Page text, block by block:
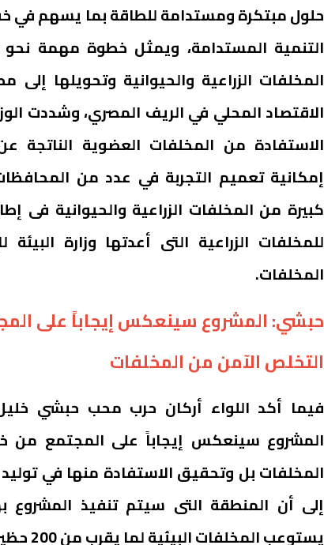
حلول مبتكرة ومستدامة للطاقة بما يسهم في
التنمية المستدامة، ويمثل خطوة مهمة
المخلفات الزراعية والحيوانية وتحويلها
الاقتصاد المحلي في الريف المصري، وشددت
الاستفادة من المخلفات العضوية الناتجة
إمكانية تعميم التجربة في عدد من
كبيرة من المخلفات الزراعية والحيوانية فى
للمخلفات الزراعية التى أعدتها وزارة البيئة
المخلفات.
حبشي: المشروع سينعكس إيجاباً على
التخلص الآمن من المخلفات
فيما أكد اللواء أركان حرب محب حبشي
المشروع سينعكس إيجاباً على المجتمع من
المخلفات بل وتحقيق الاستفادة منها في توليد
إلى أن المنطقة التى سيتم تنفيذ
يستوعب المخلفات البيئية لما يقرب من 200 حظيرة.
«المؤشر» يطرح السؤال الصعب: هل
كان اختيار خريج معهد العاشر من
رمضان وزيرًا للإسكان قرارًا صائبًا؟